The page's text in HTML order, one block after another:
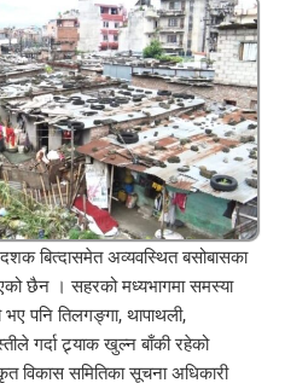
बित्दासमेत अव्यवस्थित बसोबासका
छैन । सहरको मध्यभागमा समस्या
पनि तिलगङ्गा, थापाथली,
गर्दा ट्र्याक खुल्न बाँकी रहेको
विकास समितिका सूचना अधिकारी